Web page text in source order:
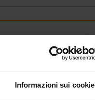
Informazioni sui cookie
TAF